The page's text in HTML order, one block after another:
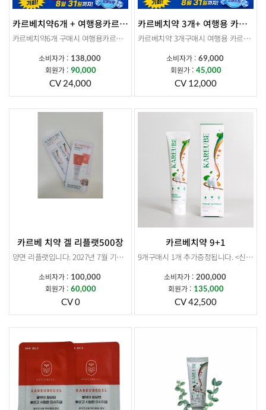
카르베치약6개 + 여행용카르베치약 6개 증정
카르베치약6개 구매시 여행용카르베치약 6개 증정
소비자가 : 138,000
회원가 : 90,000
CV 24,000
카르베치약 3개+ 여행용 카르베치약3개 증정
카르베치약 3개구매시 여행용 카르베치약 3개 증정
소비자가 : 69,000
회원가 : 45,000
CV 12,000
카르베 치약 겔 리플랫500장
양면 리플랫입니다. 2027년 7월 기준 500장 묶음 리플랫 원가입니다.
소비자가 : 100,000
회원가 : 60,000
CV 0
카르베치약 9+1
9개구매시 1개 추가증정됩니다. <신제품> 더 커진 용량 + 대표적인 3대 구강질환균인 뮤탄스,진지발리스,헬리코박터 균 99.9% 감소
소비자가 : 200,000
회원가 : 135,000
CV 42,500